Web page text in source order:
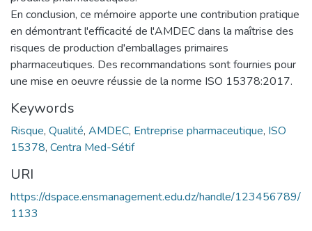
En conclusion, ce mémoire apporte une contribution pratique
en démontrant l'efficacité de l'AMDEC dans la maîtrise des
risques de production d'emballages primaires
pharmaceutiques. Des recommandations sont fournies pour
une mise en oeuvre réussie de la norme ISO 15378:2017.
Keywords
Risque, Qualité, AMDEC, Entreprise pharmaceutique, ISO
15378, Centra Med-Sétif
URI
https://dspace.ensmanagement.edu.dz/handle/123456789/
1133